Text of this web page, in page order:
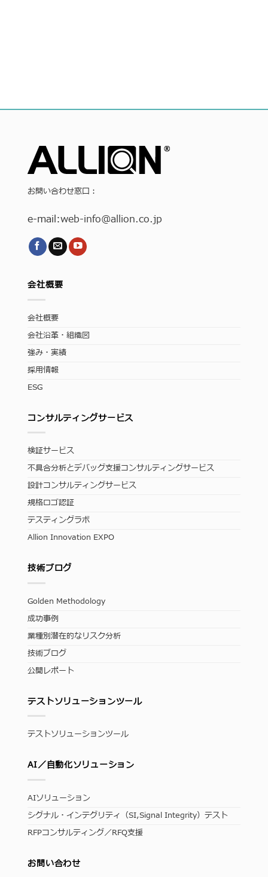
お問い合わせ窓口：
e-mail:web-info@allion.co.jp
会社概要
会社概要
会社沿革・組織図
強み・実績
採用情報
ESG
コンサルティングサービス
検証サービス
不具合分析とデバッグ支援コンサルティングサービス
設計コンサルティングサービス
規格ロゴ認証
テスティングラボ
Allion Innovation EXPO
技術ブログ
Golden Methodology
成功事例
業種別潜在的なリスク分析
技術ブログ
公開レポート
テストソリューションツール
テストソリューションツール
AI／自動化ソリューション
AIソリューション
シグナル・インテグリティ（SI,Signal Integrity）テスト
RFPコンサルティング／RFQ支援
お問い合わせ